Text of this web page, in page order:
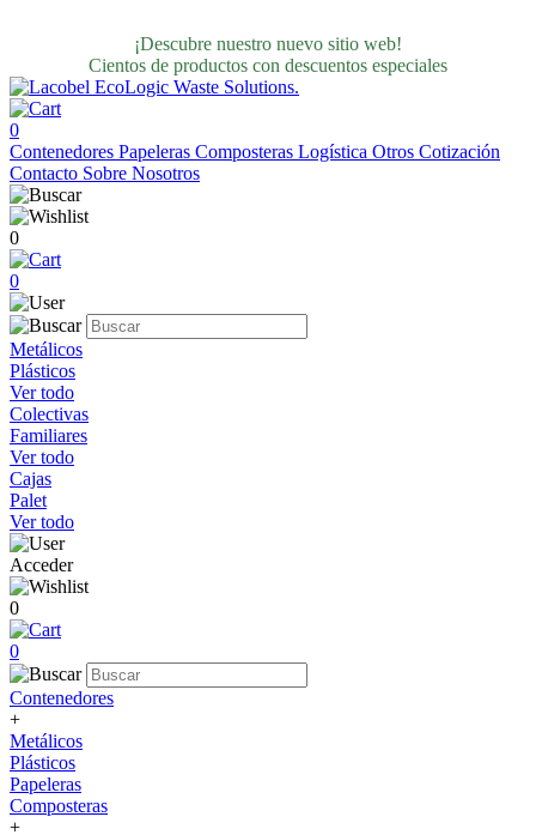
¡Descubre nuestro nuevo sitio web!
Cientos de productos con descuentos especiales
0
Contenedores Papeleras Composteras Logística Otros Cotización
Contacto Sobre Nosotros
0
0
Metálicos
Plásticos
Ver todo
Colectivas
Familiares
Ver todo
Cajas
Palet
Ver todo
Acceder
0
0
Contenedores
+
Metálicos
Plásticos
Papeleras
Composteras
+